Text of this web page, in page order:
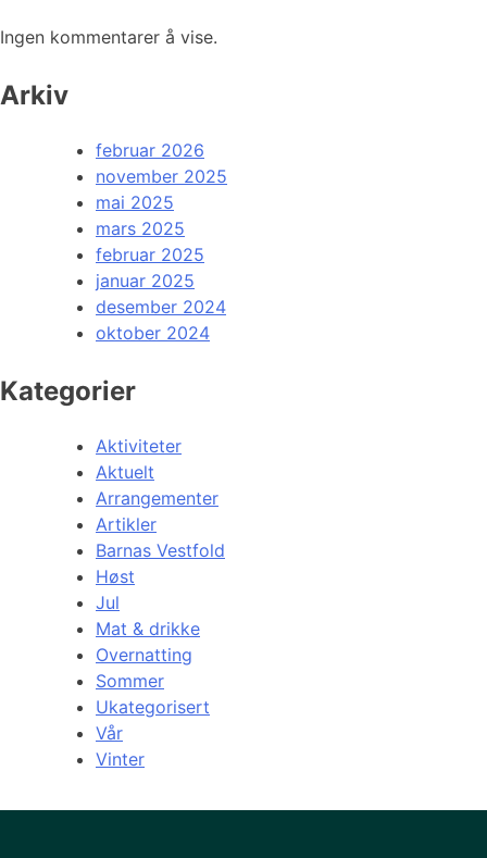
Ingen kommentarer å vise.
Arkiv
februar 2026
november 2025
mai 2025
mars 2025
februar 2025
januar 2025
desember 2024
oktober 2024
Kategorier
Aktiviteter
Aktuelt
Arrangementer
Artikler
Barnas Vestfold
Høst
Jul
Mat & drikke
Overnatting
Sommer
Ukategorisert
Vår
Vinter